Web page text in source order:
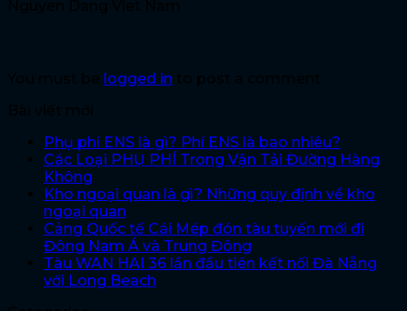
logged in
Phụ phí ENS là gì? Phí ENS là bao nhiêu?
Các Loại PHỤ PHÍ Trong Vận Tải Đường Hàng
Không
Kho ngoại quan là gì? Những quy định về kho
ngoại quan
Cảng Quốc tế Cái Mép đón tàu tuyến mới đi
Đông Nam Á và Trung Đông
Tàu WAN HAI 36 lần đầu tiên kết nối Đà Nẵng
với Long Beach